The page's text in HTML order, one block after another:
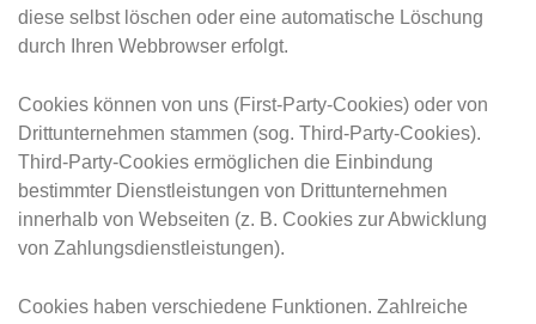
diese selbst löschen oder eine automatische Löschung
durch Ihren Webbrowser erfolgt.
Cookies können von uns (First-Party-Cookies) oder von
Drittunternehmen stammen (sog. Third-Party-Cookies).
Third-Party-Cookies ermöglichen die Einbindung
bestimmter Dienstleistungen von Drittunternehmen
innerhalb von Webseiten (z. B. Cookies zur Abwicklung
von Zahlungsdienstleistungen).
Cookies haben verschiedene Funktionen. Zahlreiche